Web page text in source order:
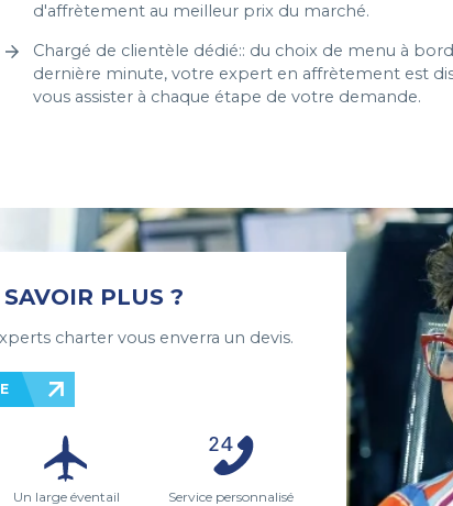
d'affrètement au meilleur prix du marché.
Chargé de clientèle dédié:: du choix de menu à
dernière minute, votre expert en affrètement est
vous assister à chaque étape de votre demande.
PLUS ?
charter vous enverra un devis.
Un large éventail
Service personnalisé